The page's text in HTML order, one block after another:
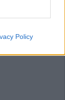
Policy